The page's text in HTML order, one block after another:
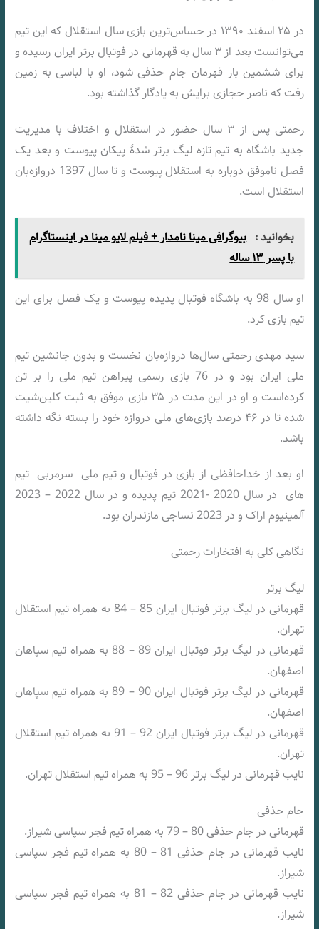
در ۲۵ اسفند ۱۳۹۰ در حساس‌ترین بازی سال استقلال که این تیم
می‌توانست بعد از ۳ سال به قهرمانی در فوتبال برتر ایران رسیده و
برای ششمین بار قهرمان جام حذفی شود، او با لباسی به زمین
رفت که ناصر حجازی برایش به یادگار گذاشته بود.
رحمتی پس از ۳ سال حضور در استقلال و اختلاف با مدیریت
جدید باشگاه به تیم تازه لیگ برتر شدهٔ پیکان پیوست و بعد یک
فصل ناموفق دوباره به استقلال پیوست و تا سال 1397 دروازه‌بان
استقلال است.
بخوانید : بیوگرافی مینا نامدار + فیلم لایو مینا در اینستاگرام
با پسر ۱۳ ساله
او سال 98 به باشگاه فوتبال پدیده پیوست و یک فصل برای این
تیم بازی کرد.
سید مهدی رحمتی سال‌ها دروازه‌بان نخست و بدون جانشین تیم
ملی ایران بود و در 76 بازی رسمی پیراهن تیم ملی را بر تن
کرده‌است و او در این مدت در ۳۵ بازی موفق به ثبت کلین‌شیت
شده تا در ۴۶ درصد بازی‌های ملی دروازه خود را بسته نگه داشته
باشد.
او بعد از خداحافظی از بازی در فوتبال و تیم ملی سرمربی تیم
های در سال 2020 -2021 تیم پدیده و در سال 2022 – 2023
آلمینیوم اراک و در 2023 نساجی مازندران بود.
نگاهی کلی به افتخارات رحمتی
لیگ برتر
قهرمانی در لیگ برتر فوتبال ایران 85 – 84 به همراه تیم استقلال
تهران.
قهرمانی در لیگ برتر فوتبال ایران 89 – 88 به همراه تیم سپاهان
اصفهان.
قهرمانی در لیگ برتر فوتبال ایران 90 – 89 به همراه تیم سپاهان
اصفهان.
قهرمانی در لیگ برتر فوتبال ایران 92 – 91 به همراه تیم استقلال
تهران.
نایب قهرمانی در لیگ برتر 96 – 95 به همراه تیم استقلال تهران.
جام حذفی
قهرمانی در جام حذفی 80 – 79 به همراه تیم فجر سپاسی شیراز.
نایب قهرمانی در جام حذفی 81 – 80 به همراه تیم فجر سپاسی
شیراز.
نایب قهرمانی در جام حذفی 82 – 81 به همراه تیم فجر سپاسی
شیراز.